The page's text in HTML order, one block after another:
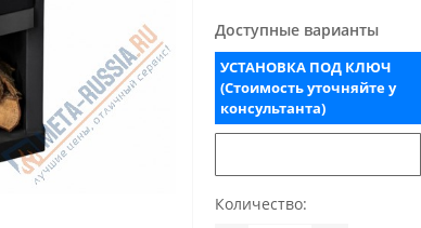
Доступные варианты
УСТАНОВКА ПОД КЛЮЧ
(Стоимость уточняйте у
консультанта)
Количество: